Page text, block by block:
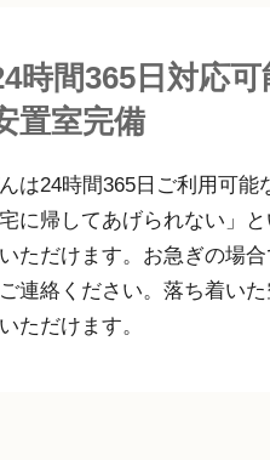
時間365日対応可
置室完備
は24時間365日ご利用可能
に帰してあげられない」
ただけます。お急ぎの場
連絡ください。落ち着い
ただけます。